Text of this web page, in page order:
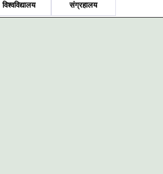
विश्वविद्यालय संग्रहालय